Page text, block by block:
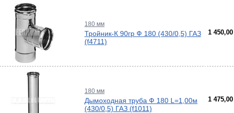
180 мм
Тройник-К 90гр Ф 180 (430/0,5) ГАЗ
(f4711)
1 450,00
180 мм
Дымоходная труба Ф 180 L=1,00м
(430/0,5) ГАЗ (f1011)
1 475,00